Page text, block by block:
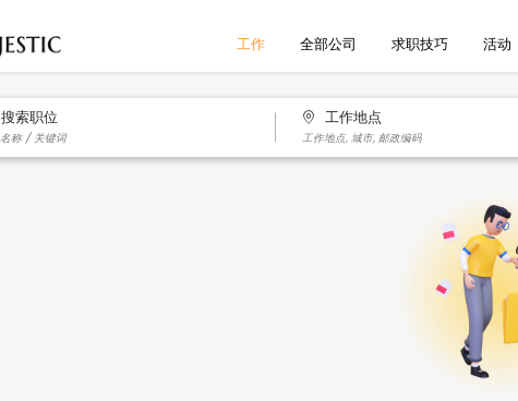
工作 全部公司 求职技巧 活动
搜索职位 工作地点